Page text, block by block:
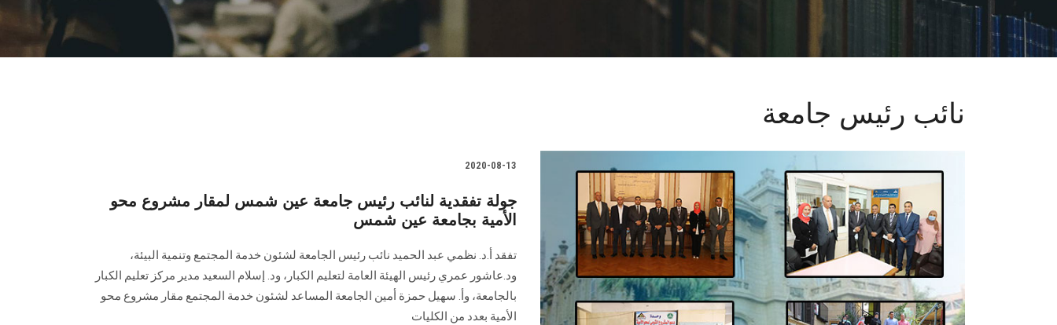
نائب رئيس جامعة
2020-08-13
جولة تفقدية لنائب رئيس جامعة عين شمس لمقار مشروع محو
الأمية بجامعة عين شمس
تفقد أ.د. نظمي عبد الحميد نائب رئيس الجامعة لشئون خدمة المجتمع وتنمية البيئة،
ود.عاشور عمري رئيس الهيئة العامة لتعليم الكبار، ود. إسلام السعيد مدير مركز تعليم الكبار
بالجامعة، وأ. سهيل حمزة أمين الجامعة المساعد لشئون خدمة المجتمع مقار مشروع محو
الأمية بعدد من الكليات